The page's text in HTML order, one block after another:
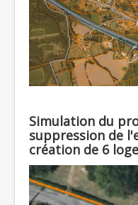
Simulation du
suppression de
création de 6